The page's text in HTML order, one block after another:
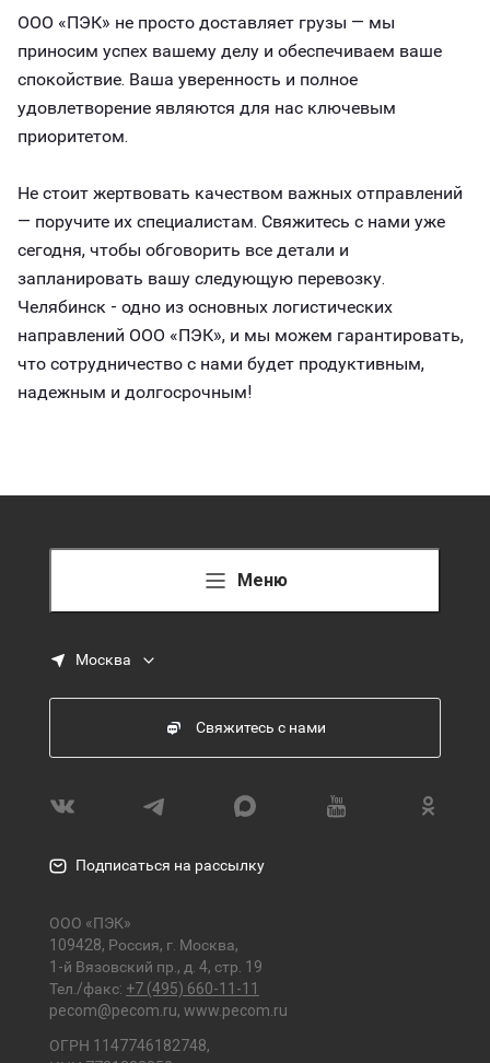
ООО «ПЭК» не просто доставляет грузы — мы
приносим успех вашему делу и обеспечиваем ваше
спокойствие. Ваша уверенность и полное
удовлетворение являются для нас ключевым
приоритетом.
Не стоит жертвовать качеством важных отправлений
— поручите их специалистам. Свяжитесь с нами уже
сегодня, чтобы обговорить все детали и
запланировать вашу следующую перевозку.
Челябинск - одно из основных логистических
направлений ООО «ПЭК», и мы можем гарантировать,
что сотрудничество с нами будет продуктивным,
надежным и долгосрочным!
Меню
Москва
Свяжитесь с нами
Подписаться на рассылку
ООО «ПЭК»
109428, Россия, г. Москва,
1-й Вязовский пр., д. 4, стр. 19
Тел./факс: +7 (495) 660-11-11
pecom@pecom.ru, www.pecom.ru
ОГРН 1147746182748,